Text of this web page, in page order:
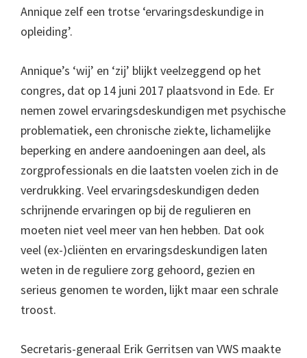
Annique zelf een trotse ‘ervaringsdeskundige in
opleiding’.
Annique’s ‘wij’ en ‘zij’ blijkt veelzeggend op het
congres, dat op 14 juni 2017 plaatsvond in Ede. Er
nemen zowel ervaringsdeskundigen met psychische
problematiek, een chronische ziekte, lichamelijke
beperking en andere aandoeningen aan deel, als
zorgprofessionals en die laatsten voelen zich in de
verdrukking. Veel ervaringsdeskundigen deden
schrijnende ervaringen op bij de regulieren en
moeten niet veel meer van hen hebben. Dat ook
veel (ex-)cliënten en ervaringsdeskundigen laten
weten in de reguliere zorg gehoord, gezien en
serieus genomen te worden, lijkt maar een schrale
troost.
Secretaris-generaal Erik Gerritsen van VWS maakte